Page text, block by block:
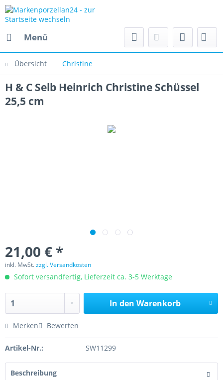
Menü
Übersicht Christine
H & C Selb Heinrich Christine Schüssel
25,5 cm
21,00 € *
inkl. MwSt.zzgl. Versandkosten
Sofort versandfertig, Lieferzeit ca. 3-5 Werktage
In den Warenkorb
Merken Bewerten
Artikel-Nr.: SW11299
Beschreibung